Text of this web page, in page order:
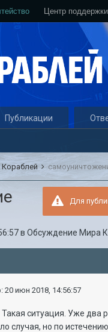
Центр поддержки
Публикации
Для
вОбсуждение Мира
20 июн 2018, 14:56:57
ситуация. Уже два
случая, но по